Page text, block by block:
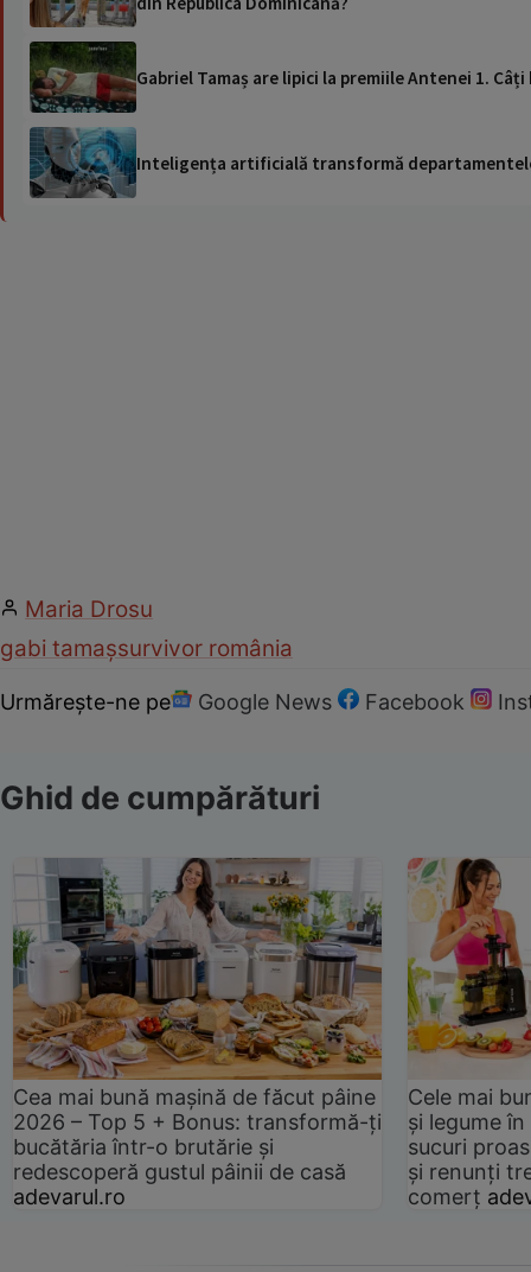
Gabriel Tamaș are lipici la
Inteligența artificială transformă
Maria Drosu
gabi tamașsurvivor românia
Urmărește-ne pe Google News Facebook
Ghid de cumpărături
Cea mai bună mașină de făcut pâine
2026 – Top 5 + Bonus: transformă-ți
bucătăria într-o brutărie și
redescoperă gustul pâinii de casă
adevarul.ro
Cele mai
și legume
sucuri
și renunți
comerț